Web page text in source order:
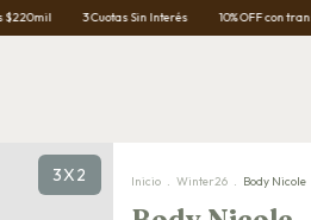
3 Cuotas Sin Interés 10% OFF con transferencia
3X2 Inicio . Winter26 . Body Nicole